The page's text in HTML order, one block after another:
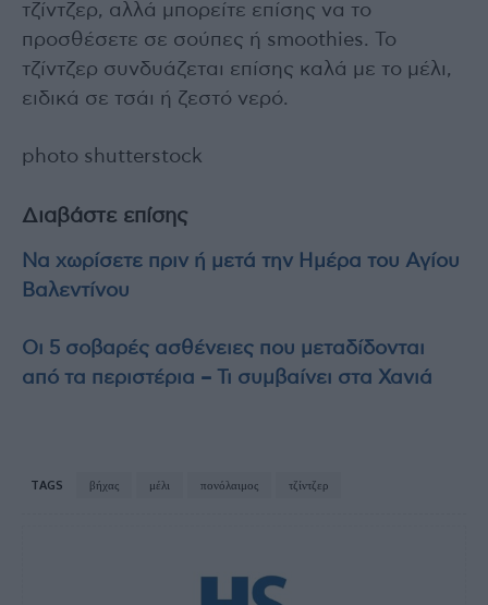
τζίντζερ, αλλά μπορείτε επίσης να το
προσθέσετε σε σούπες ή smoothies. Το
τζίντζερ συνδυάζεται επίσης καλά με το μέλι,
ειδικά σε τσάι ή ζεστό νερό.
photo shutterstock
Διαβάστε επίσης
Να χωρίσετε πριν ή μετά την Ημέρα του Αγίου
Βαλεντίνου
Οι 5 σοβαρές ασθένειες που μεταδίδονται
από τα περιστέρια – Τι συμβαίνει στα Χανιά
TAGS βήχας μέλι πονόλαιμος τζίντζερ